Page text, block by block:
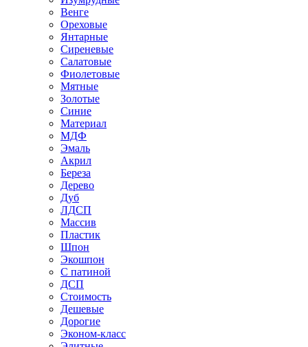
Венге
Ореховые
Янтарные
Сиреневые
Салатовые
Фиолетовые
Мятные
Золотые
Синие
Материал
МДФ
Эмаль
Акрил
Береза
Дерево
Дуб
ЛДСП
Массив
Пластик
Шпон
Экошпон
С патиной
ДСП
Стоимость
Дешевые
Дорогие
Эконом-класс